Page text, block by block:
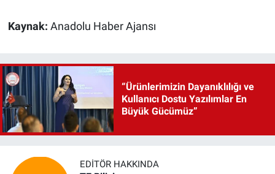
Kaynak: Anadolu Haber Ajansı
“Ürünlerimizin Dayanıklılığı ve
Kullanıcı Dostu Yazılımlar En
Büyük Gücümüz”
EDITÖR HAKKINDA